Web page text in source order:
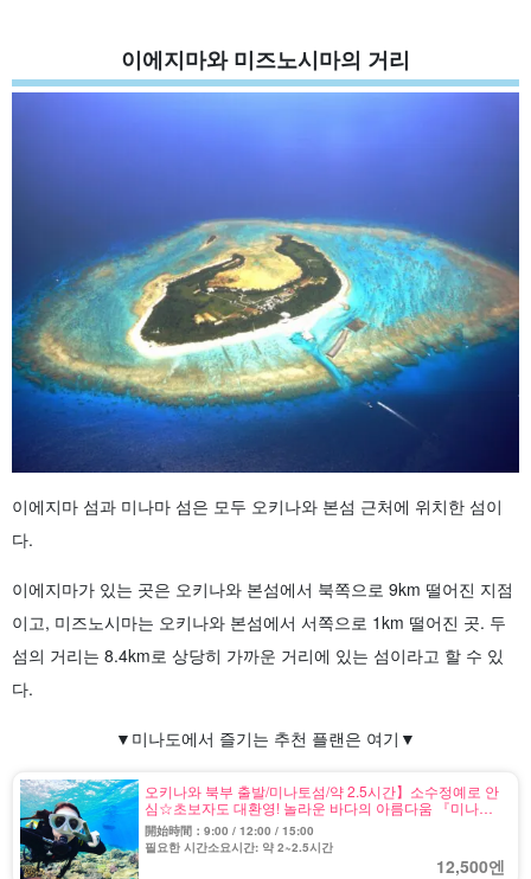
이에지마와 미즈노시마의 거리
이에지마 섬과 미나마 섬은 모두 오키나와 본섬 근처에 위치한 섬이
다.
이에지마가 있는 곳은 오키나와 본섬에서 북쪽으로 9km 떨어진 지점
이고, 미즈노시마는 오키나와 본섬에서 서쪽으로 1km 떨어진 곳. 두
섬의 거리는 8.4km로 상당히 가까운 거리에 있는 섬이라고 할 수 있
다.
▼미나도에서 즐기는 추천 플랜은 여기▼
오키나와 북부 출발/미나토섬/약 2.5시간】소수정예로 안
심☆초보자도 대환영! 놀라운 바다의 아름다움 『미나토
섬』에서 보트 체험 다이빙 투어★사진 무료 (No.605)
開始時間：9:00 / 12:00 / 15:00
필요한 시간소요시간: 약 2~2.5시간
12,500엔